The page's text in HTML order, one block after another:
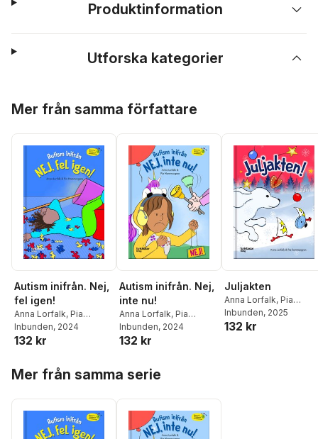
Produktinformation
Utforska kategorier
Mer från samma författare
Autism inifrån. Nej,
fel igen!
Anna Lorfalk, Pia
Hammargren
Inbunden, 2024
132 kr
Autism inifrån. Nej,
inte nu!
Anna Lorfalk, Pia
Hammargren
Inbunden, 2024
132 kr
Juljakten
Anna Lorfalk, Pia
Hammargren
Inbunden, 2025
132 kr
Mer från samma serie